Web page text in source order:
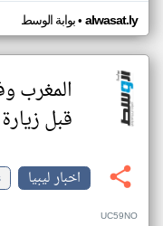
بوابة الوسط• alwasat.ly
المغرب
قبل
اخبار ليبيا
UC59NO